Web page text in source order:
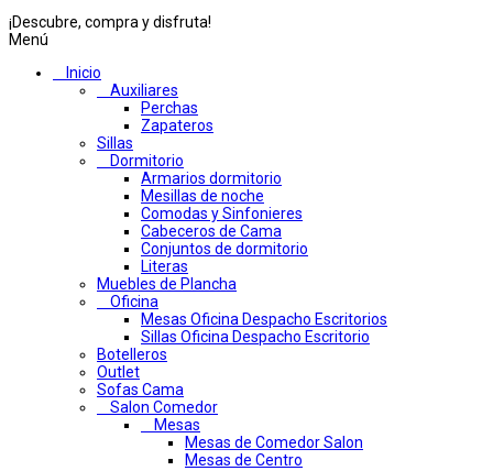
¡Descubre, compra y disfruta!
Menú
Inicio
Auxiliares
Perchas
Zapateros
Sillas
Dormitorio
Armarios dormitorio
Mesillas de noche
Comodas y Sinfonieres
Cabeceros de Cama
Conjuntos de dormitorio
Literas
Muebles de Plancha
Oficina
Mesas Oficina Despacho Escritorios
Sillas Oficina Despacho Escritorio
Botelleros
Outlet
Sofas Cama
Salon Comedor
Mesas
Mesas de Comedor Salon
Mesas de Centro